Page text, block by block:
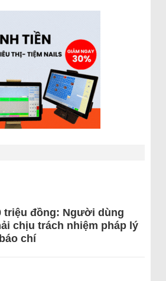
triệu đồng: Người dùng
chịu trách nhiệm pháp lý
chí